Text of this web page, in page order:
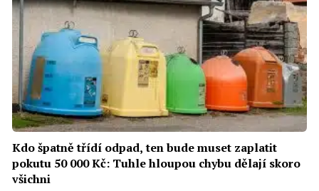
Kdo špatně třídí odpad, ten bude muset zaplatit
pokutu 50 000 Kč: Tuhle hloupou chybu dělají skoro
všichni